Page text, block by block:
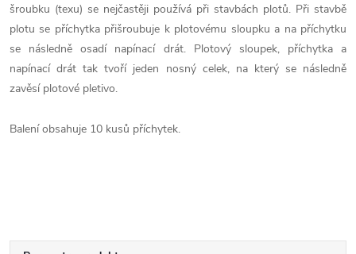
šroubku (texu) se nejčastěji používá při stavbách plotů. Při stavbě
plotu se příchytka přišroubuje k plotovému sloupku a na příchytku
se následně osadí napínací drát. Plotový sloupek, příchytka a
napínací drát tak tvoří jeden nosný celek, na který se následně
zavěsí plotové pletivo.
Balení obsahuje 10 kusů příchytek.